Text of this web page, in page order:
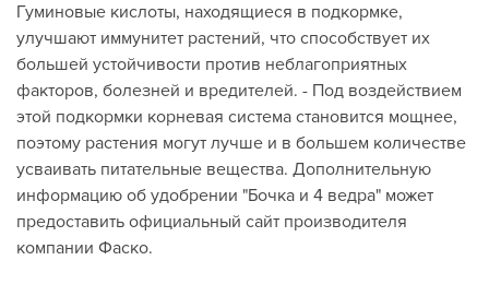
Гуминовые кислоты, находящиеся в подкормке,
улучшают иммунитет растений, что способствует их
большей устойчивости против неблагоприятных
факторов, болезней и вредителей. - Под воздействием
этой подкормки корневая система становится мощнее,
поэтому растения могут лучше и в большем количестве
усваивать питательные вещества. Дополнительную
информацию об удобрении "Бочка и 4 ведра" может
предоставить официальный сайт производителя
компании Фаско.